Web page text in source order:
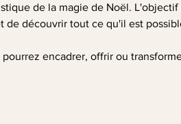
de la magie de Noël.
de découvrir tout ce qu'il est
encadrer, offrir ou